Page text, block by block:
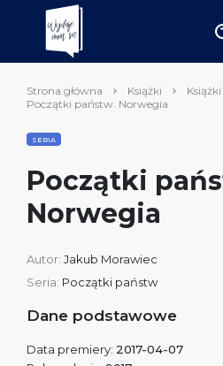
Strona główna Książki
Początki państw. Norwegia
SERIA
Początki
Norwegia
Autor: Jakub Morawiec
Seria: Początki państw
Dane podstawowe
Data premiery: 2017-04-07